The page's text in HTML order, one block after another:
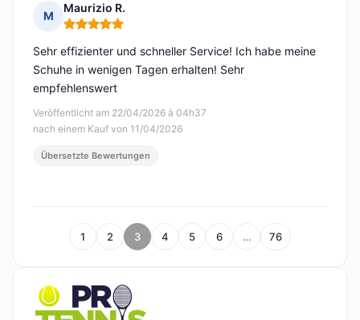
M
Maurizio R.
Hinweis: 5 von 5
Veröffentlicht am 22/04/2026 à 04h37
nach einem Kauf von 11/04/2026
Sehr effizienter und schneller Service! Ich habe meine
Schuhe in wenigen Tagen erhalten! Sehr
empfehlenswert
Übersetzte Bewertungen
1 2 3 4 5 6 … 76